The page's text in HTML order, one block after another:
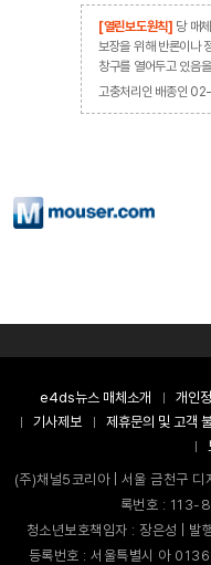
[열린보도원칙] 당 매
보장을 위해 반론이나
창구를 열어두고 있음
고충처리인 배종인
e4ds뉴스 매체소개 개인
기사제보
제휴문의 및 고객
(주)채널5코리아 | 서울 금천구
록번호 : 113-
청소년보호책임자 : 장은성 |
등록번호 : 서울특별시 아